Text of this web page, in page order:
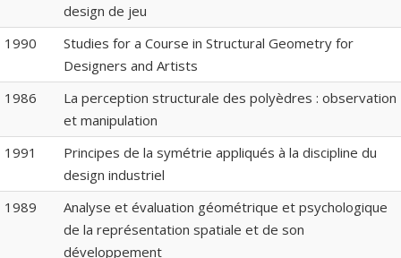
design de jeu
1990
Studies for a Course in Structural Geometry for
Designers and Artists
1986
La perception structurale des polyèdres : observation
et manipulation
1991
Principes de la symétrie appliqués à la discipline du
design industriel
1989
Analyse et évaluation géométrique et psychologique
de la représentation spatiale et de son
développement